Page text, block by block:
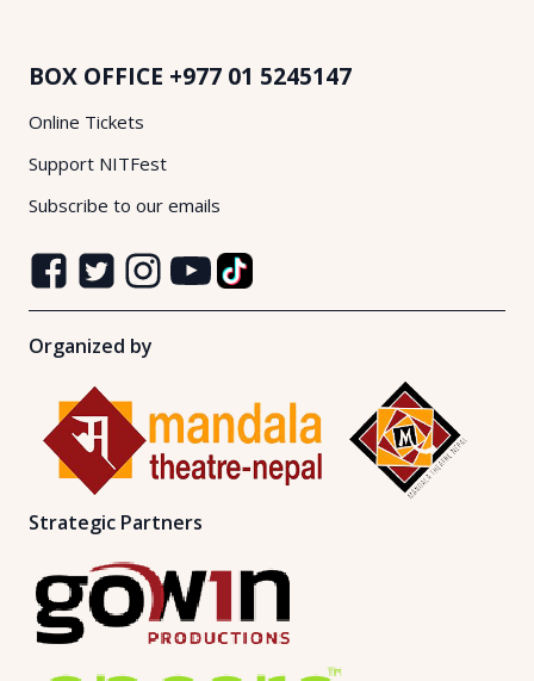
BOX OFFICE +977 01 5245147
Online Tickets
Support NITFest
Subscribe to our emails
Organized by
Strategic Partners